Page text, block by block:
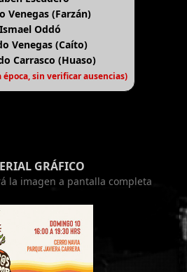
Venegas (Farzán)
Ismael Oddó
Venegas (Caíto)
Carrasco (Huaso)
sin verificar ausencias)
GRÁFICO
la imagen a pantalla completa